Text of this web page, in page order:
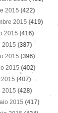
2015 (422)
2015 (419)
2015 (416)
2015 (387)
2015 (396)
2015 (402)
(407)
2015 (428)
2015 (417)